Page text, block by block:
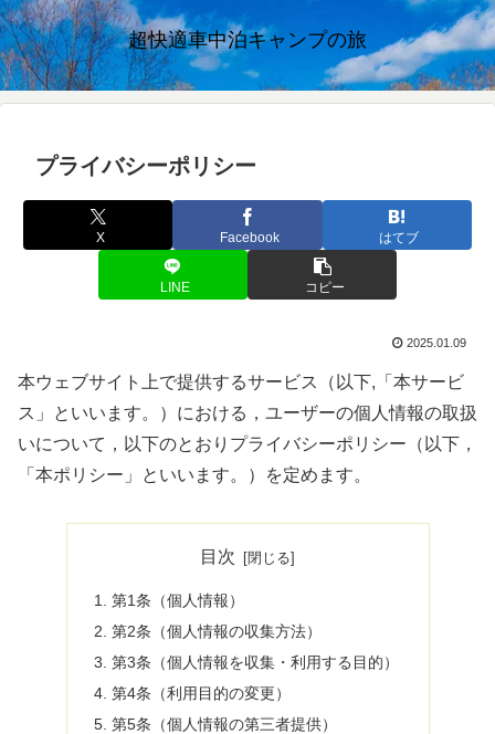
超快適車中泊キャンプの旅
プライバシーポリシー
X Facebook はてブ
LINE コピー
2025.01.09
本ウェブサイト上で提供するサービス（以下,「本サービ
ス」といいます。）における，ユーザーの個人情報の取扱
いについて，以下のとおりプライバシーポリシー（以下，
「本ポリシー」といいます。）を定めます。
目次
第1条（個人情報）
第2条（個人情報の収集方法）
第3条（個人情報を収集・利用する目的）
第4条（利用目的の変更）
第5条（個人情報の第三者提供）